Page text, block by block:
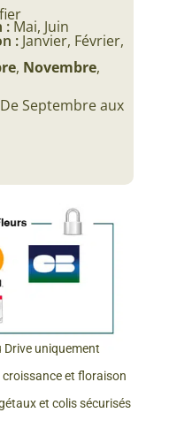
: Mai, Juin
: Janvier, Février,
, Novembre,
De Septembre aux
uniquement
croissance et floraison
et colis sécurisés